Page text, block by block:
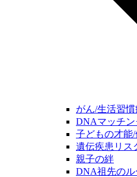
がん/生活習
DNAマッチン
子どもの才能
遺伝疾患リス
親子の絆
DNA祖先のル